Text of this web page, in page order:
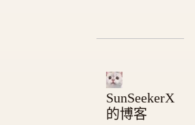
SunSeekerX
的博客